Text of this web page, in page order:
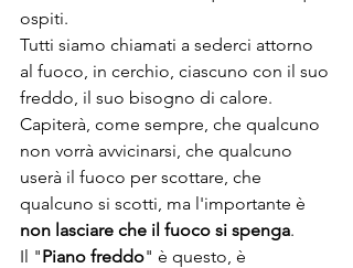
ospiti.
Tutti siamo chiamati a sederci attorno
al fuoco, in cerchio, ciascuno con il suo
freddo, il suo bisogno di calore.
Capiterà, come sempre, che qualcuno
non vorrà avvicinarsi, che qualcuno
userà il fuoco per scottare, che
qualcuno si scotti, ma l'importante è
non lasciare che il fuoco si spenga.
Il "Piano freddo" è questo, è